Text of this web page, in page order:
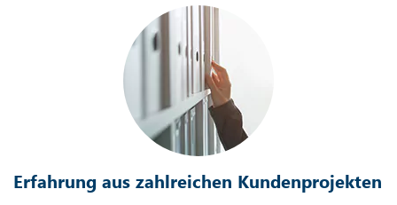
Erfahrung aus zahlreichen Kundenprojekten